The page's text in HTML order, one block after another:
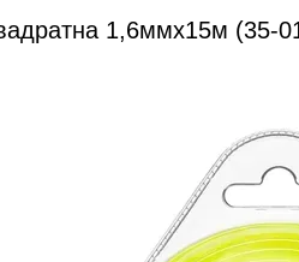
1,6ммx15м (35-